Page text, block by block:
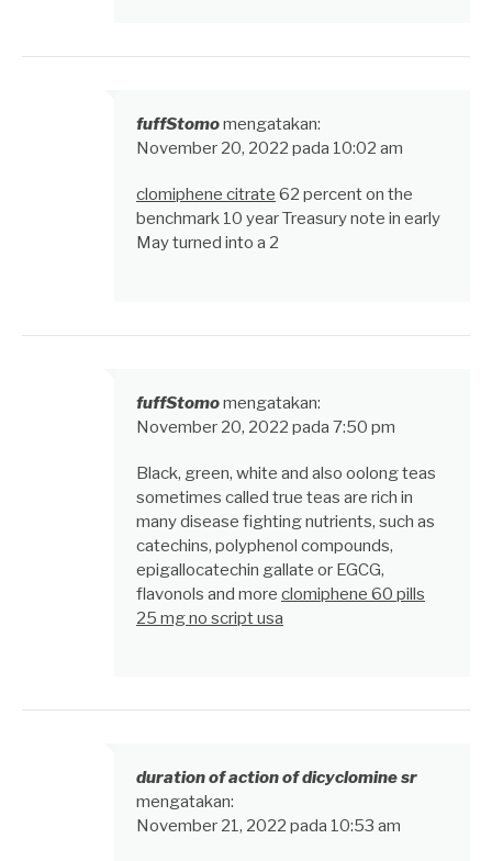
fuffStomomengatakan:
November 20, 2022 pada 10:02 am
clomiphene citrate 62 percent on the
benchmark 10 year Treasury note in early
May turned into a 2
fuffStomomengatakan:
November 20, 2022 pada 7:50 pm
Black, green, white and also oolong teas
sometimes called true teas are rich in
many disease fighting nutrients, such as
catechins, polyphenol compounds,
epigallocatechin gallate or EGCG,
flavonols and more clomiphene 60 pills
25 mg no script usa
duration of action of dicyclomine sr
mengatakan:
November 21, 2022 pada 10:53 am